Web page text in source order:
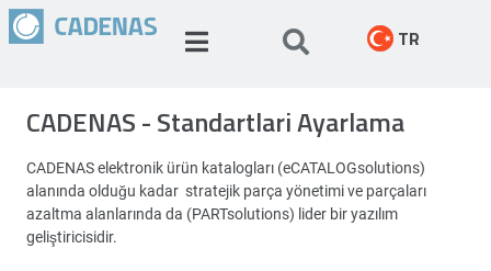
TR
CADENAS - Standartlari Ayarlama
CADENAS elektronik ürün katalogları (eCATALOGsolutions)
alanında olduğu kadar stratejik parça yönetimi ve parçaları
azaltma alanlarında da (PARTsolutions) lider bir yazılım
geliştiricisidir.